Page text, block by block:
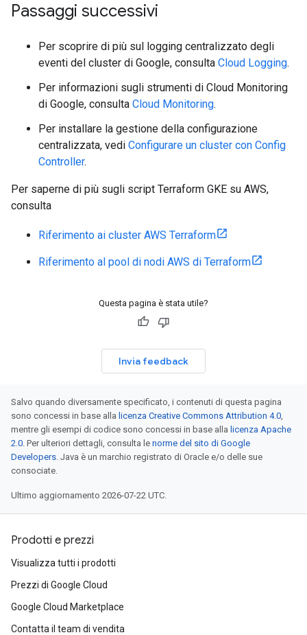
Passaggi successivi
Per scoprire di più sul logging centralizzato degli
eventi del cluster di Google, consulta Cloud Logging.
Per informazioni sugli strumenti di Cloud Monitoring
di Google, consulta Cloud Monitoring.
Per installare la gestione della configurazione
centralizzata, vedi Configurare un cluster con Config
Controller.
Per saperne di più sugli script Terraform GKE su AWS,
consulta
Riferimento ai cluster AWS Terraform
Riferimento al pool di nodi AWS di Terraform
Questa pagina è stata utile?
Invia feedback
Salvo quando diversamente specificato, i contenuti di questa pagina
sono concessi in base alla licenza Creative Commons Attribution 4.0,
mentre gli esempi di codice sono concessi in base alla licenza Apache
2.0. Per ulteriori dettagli, consulta le norme del sito di Google
Developers. Java è un marchio registrato di Oracle e/o delle sue
consociate.
Ultimo aggiornamento 2026-07-22 UTC.
Prodotti e prezzi
Visualizza tutti i prodotti
Prezzi di Google Cloud
Google Cloud Marketplace
Contatta il team di vendita